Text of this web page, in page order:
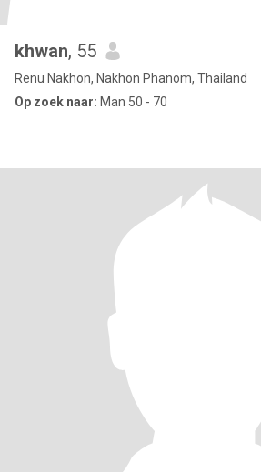
khwan, 55
Renu Nakhon, Nakhon Phanom, Thailand
Op zoek naar: Man 50 - 70